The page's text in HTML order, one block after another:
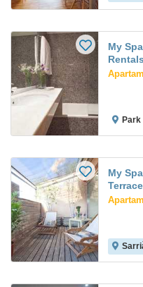
My
Rentals
Park
My
Terrace